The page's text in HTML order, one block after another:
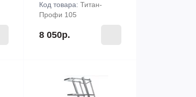
Код товара: Титан-
Профи 105
8 050р.